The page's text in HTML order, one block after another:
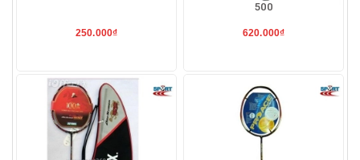
250.000₫
500
620.000₫